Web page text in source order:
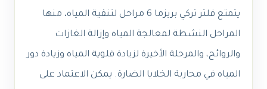
يتمتع فلتر تركي بريزما 6 مراحل لتنقية المياه، منها
المراحل النشطة لمعالجة المياه وإزالة الغازات
والروائح، والمرحلة الأخيرة لزيادة قلوية المياه وزيادة دور
المياه في محاربة الخلايا الضارة. يمكن الاعتماد على